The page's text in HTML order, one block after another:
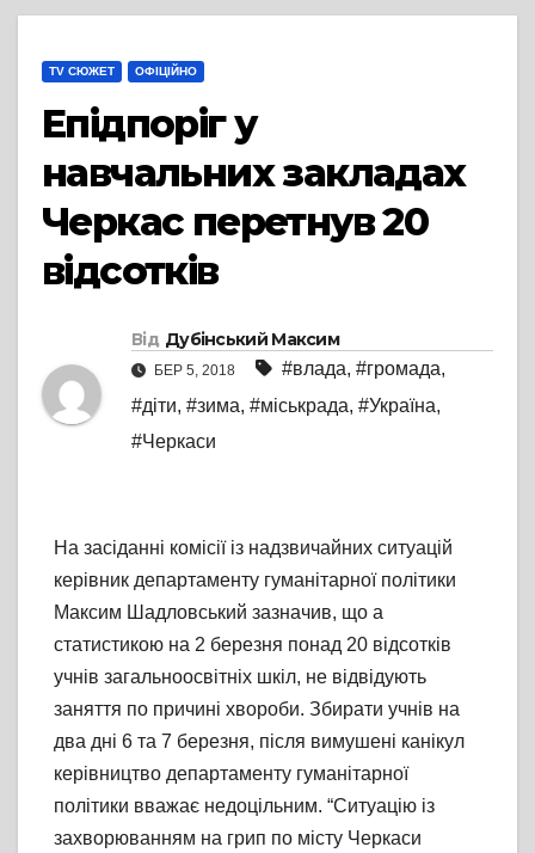
TV СЮЖЕТ ОФІЦІЙНО
Епідпоріг у
навчальних закладах
Черкас перетнув 20
відсотків
Від Дубінський Максим
БЕР 5, 2018 #влада, #громада,
#діти, #зима, #міськрада, #Україна,
#Черкаси
На засіданні комісії із надзвичайних ситуацій
керівник департаменту гуманітарної політики
Максим Шадловський зазначив, що а
статистикою на 2 березня понад 20 відсотків
учнів загальноосвітніх шкіл, не відвідують
заняття по причині хвороби. Збирати учнів на
два дні 6 та 7 березня, після вимушені канікул
керівництво департаменту гуманітарної
політики вважає недоцільним. “Ситуацію із
захворюванням на грип по місту Черкаси